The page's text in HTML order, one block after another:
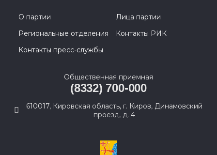
О партии
Лица партии
Региональные отделения
Контакты РИК
Контакты пресс-службы
Общественная приемная
(8332) 700-000
610017, Кировская область, г. Киров, Динамовский
проезд, д. 4